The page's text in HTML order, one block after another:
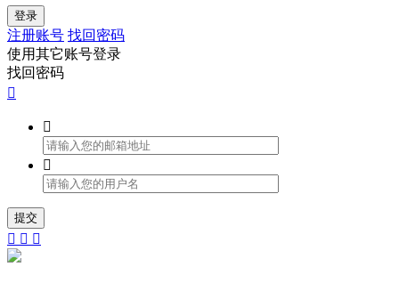
登录
注册账号 找回密码
使用其它账号登录
找回密码



提交
  